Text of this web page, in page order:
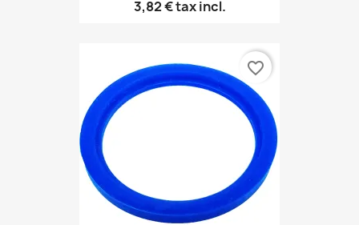
3,82 €tax incl.
favorite_border